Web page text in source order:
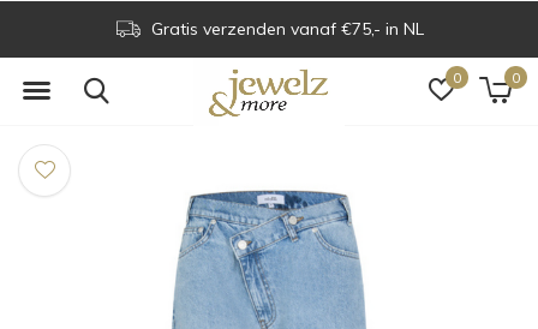
0 0
Gratis verzenden vanaf €75,- in NL